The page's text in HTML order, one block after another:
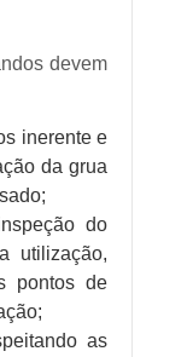
devem
inerente e
da grua
do
utilização,
pontos de
as